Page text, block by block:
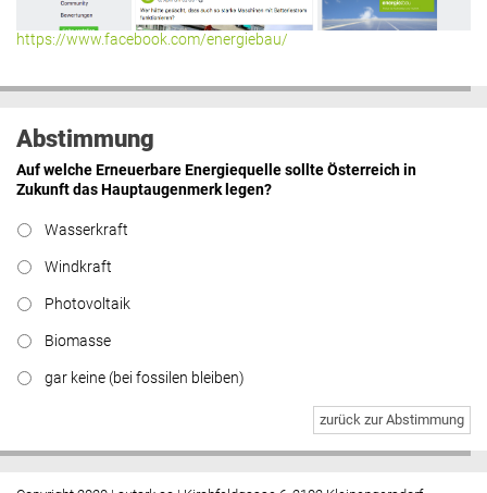
https://www.facebook.com/energiebau/
Abstimmung
Auf welche Erneuerbare Energiequelle sollte Österreich in
Zukunft das Hauptaugenmerk legen?
Wasserkraft
Windkraft
Photovoltaik
Biomasse
gar keine (bei fossilen bleiben)
zurück zur Abstimmung